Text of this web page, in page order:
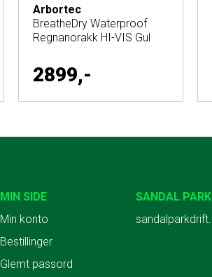
Arbortec
BreatheDry Waterproof
Regnanorakk HI-VIS Gul
2899,-
MIN SIDE
Min konto
Bestillinger
Glemt passord
SANDAL